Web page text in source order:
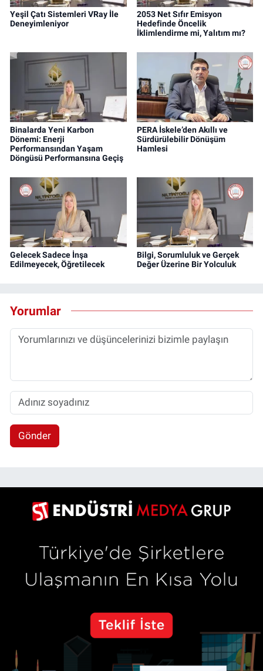
Yeşil Çatı Sistemleri VRay İle
Deneyimleniyor
2053 Net Sıfır Emisyon
Hedefinde Öncelik
İklimlendirme mi, Yalıtım mı?
Binalarda Yeni Karbon
Dönemi: Enerji
Performansından Yaşam
Döngüsü Performansına Geçiş
PERA İskele’den Akıllı ve
Sürdürülebilir Dönüşüm
Hamlesi
Gelecek Sadece İnşa
Edilmeyecek, Öğretilecek
Bilgi, Sorumluluk ve Gerçek
Değer Üzerine Bir Yolculuk
Yorumlar
Gönder